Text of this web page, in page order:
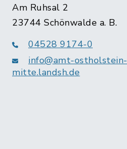
Am Ruhsal 2
23744 Schönwalde a. B.
04528 9174-0
info@amt-ostholstein-
mitte.landsh.de